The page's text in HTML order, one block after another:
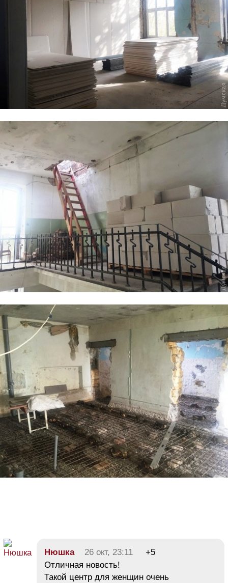
Нюшка 26 окт, 23:11
+5
Отличная новость!
Такой центр для женщин очень